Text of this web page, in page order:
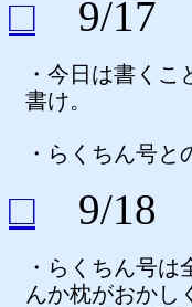
□ 9/17
・今日は書く
書け。
・らくちん号と
□ 9/18
・らくちん号
んか枕がおかし